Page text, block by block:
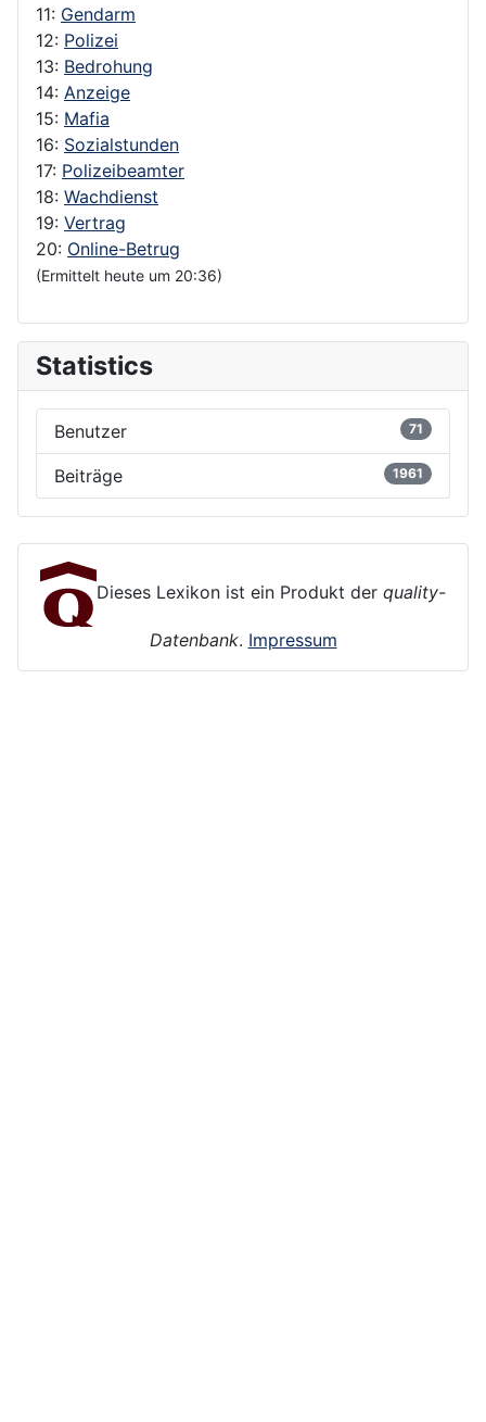
11: Gendarm
12: Polizei
13: Bedrohung
14: Anzeige
15: Mafia
16: Sozialstunden
17: Polizeibeamter
18: Wachdienst
19: Vertrag
20: Online-Betrug
(Ermittelt heute um 20:36)
Statistics
Benutzer 71
Beiträge 1961
Dieses Lexikon ist ein Produkt der quality-
Datenbank. Impressum